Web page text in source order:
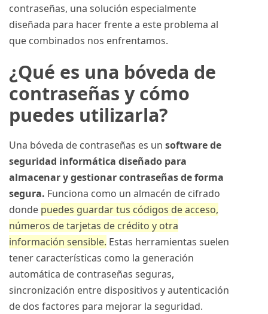
contraseñas, una solución especialmente
diseñada para hacer frente a este problema al
que combinados nos enfrentamos.
¿Qué es una bóveda de
contraseñas y cómo
puedes utilizarla?
Una bóveda de contraseñas es un software de
seguridad informática diseñado para
almacenar y gestionar contraseñas de forma
segura. Funciona como un almacén de cifrado
donde puedes guardar tus códigos de acceso,
números de tarjetas de crédito y otra
información sensible. Estas herramientas suelen
tener características como la generación
automática de contraseñas seguras,
sincronización entre dispositivos y autenticación
de dos factores para mejorar la seguridad.